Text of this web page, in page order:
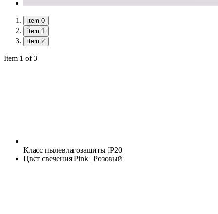
item 0
item 1
item 2
Item 1 of 3
Класс пылевлагозащиты IP20
Цвет свечения Pink | Розовый